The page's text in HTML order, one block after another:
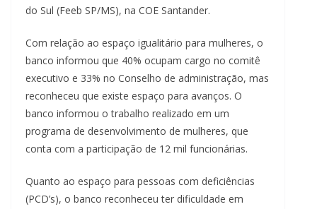
do Sul (Feeb SP/MS), na COE Santander.
Com relação ao espaço igualitário para mulheres, o
banco informou que 40% ocupam cargo no comitê
executivo e 33% no Conselho de administração, mas
reconheceu que existe espaço para avanços. O
banco informou o trabalho realizado em um
programa de desenvolvimento de mulheres, que
conta com a participação de 12 mil funcionárias.
Quanto ao espaço para pessoas com deficiências
(PCD’s), o banco reconheceu ter dificuldade em